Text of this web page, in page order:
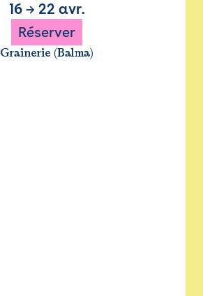
16→ 22 avr.
Réserver
Grainerie (Balma)